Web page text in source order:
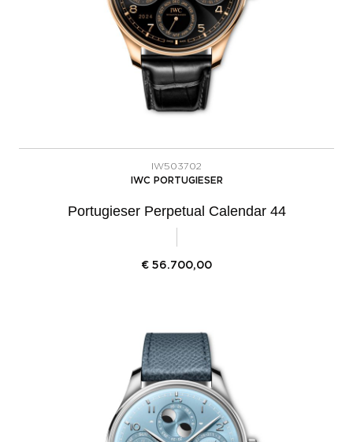
IW503702
IWC PORTUGIESER
Portugieser Perpetual Calendar 44
€ 56.700,00